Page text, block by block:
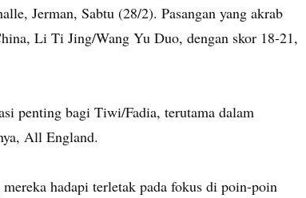
Jerman, Sabtu (28/2). Pasangan yang akrab
Li Ti Jing/Wang Yu Duo, dengan skor 18-21,
penting bagi Tiwi/Fadia, terutama dalam
All England.
hadapi terletak pada fokus di poin-poin